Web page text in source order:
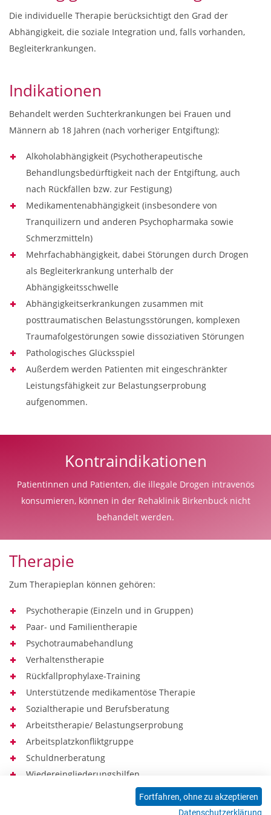
Die individuelle Therapie berücksichtigt den Grad der
Abhängigkeit, die soziale Integration und, falls vorhanden,
Begleiterkrankungen.
Indikationen
Behandelt werden Suchterkrankungen bei Frauen und
Männern ab 18 Jahren (nach vorheriger Entgiftung):
Alkoholabhängigkeit (Psychotherapeutische
Behandlungsbedürftigkeit nach der Entgiftung, auch
nach Rückfällen bzw. zur Festigung)
Medikamentenabhängigkeit (insbesondere von
Tranquilizern und anderen Psychopharmaka sowie
Schmerzmitteln)
Mehrfachabhängigkeit, dabei Störungen durch Drogen
als Begleiterkrankung unterhalb der
Abhängigkeitsschwelle
Abhängigkeitserkrankungen zusammen mit
posttraumatischen Belastungsstörungen, komplexen
Traumafolgestörungen sowie dissoziativen Störungen
Pathologisches Glücksspiel
Außerdem werden Patienten mit eingeschränkter
Leistungsfähigkeit zur Belastungserprobung
aufgenommen.
Kontraindikationen
Patientinnen und Patienten, die illegale Drogen intravenös
konsumieren, können in der Rehaklinik Birkenbuck nicht
behandelt werden.
Therapie
Zum Therapieplan können gehören:
Psychotherapie (Einzeln und in Gruppen)
Paar- und Familientherapie
Psychotraumabehandlung
Verhaltenstherapie
Rückfallprophylaxe-Training
Unterstützende medikamentöse Therapie
Sozialtherapie und Berufsberatung
Arbeitstherapie/ Belastungserprobung
Arbeitsplatzkonfliktgruppe
Schuldnerberatung
Wiedereingliederungshilfen
Sport- und Bewegungstherapie
Kunst- und Kreativtherapie
Fortfahren, ohne zu akzeptieren
Datenschutzerklärung